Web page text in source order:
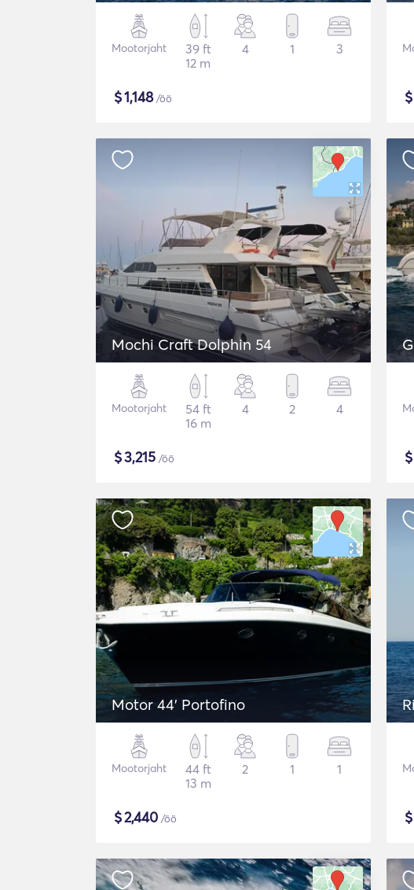
Mootorjaht
39 ft
12 m
4 1 3
$1,148/öö
Mochi Craft Dolphin 54
Mootorjaht
54 ft
16 m
4 2 4
$3,215 /öö
Motor 44' Portofino
Mootorjaht
44 ft
13 m
2 1 1
$2,440 /öö